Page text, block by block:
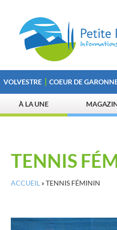
VOLVESTRE COEUR DE
À LA UNE
TENNIS
ACCUEIL »TENNIS FÉMININ